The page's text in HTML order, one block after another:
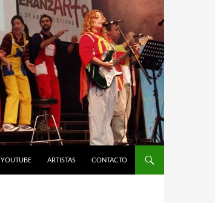
YOUTUBE ARTISTAS CONTACTO